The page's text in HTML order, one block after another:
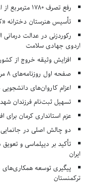
رفع تصرف ۱۷۸۰ مترمربع از اراضی ملی روستای سرودار کرج
تأسیس هنرستان دخترانه
اردوی جهادی سلامت
افزایش وثیقه خروج از کشور برای
صفحه اول روزنامه‌های 8 مرداد 1405
اعزام کاروان‌های
تسهیل ثبت‌نام فرزندان
عزم استانداری کرمان
دو چالش اصلی در جانمایی
تأکید بر دیپلماسی و تعویق
ایران
پیگیری توسعه همکاری‌های
ترکمنستان